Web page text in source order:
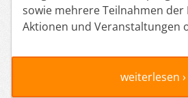
sowie mehrere Teilnahmen der
Aktionen und Veranstaltungen
weiterlesen ›